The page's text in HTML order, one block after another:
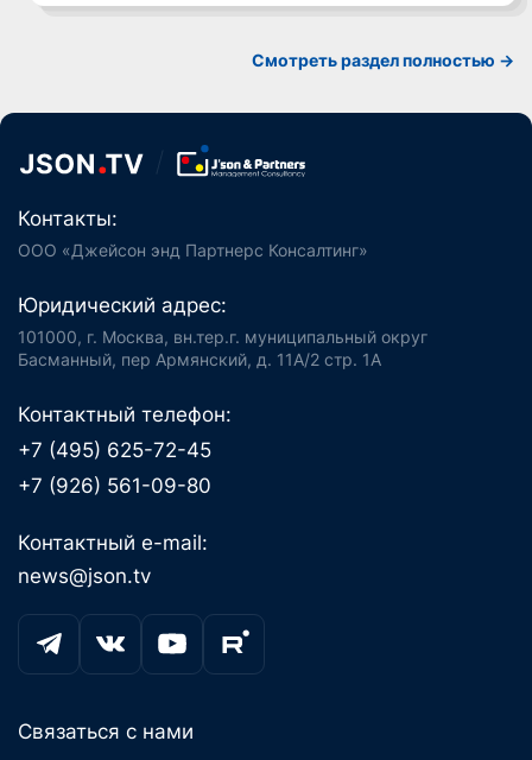
Смотреть раздел полностью ->
Контакты:
ООО «Джейсон энд Партнерс Консалтинг»
Юридический адрес:
101000, г. Москва, вн.тер.г. муниципальный округ
Басманный, пер Армянский, д. 11А/2 стр. 1А
Контактный телефон:
+7 (495) 625-72-45
+7 (926) 561-09-80
Контактный e-mail:
news@json.tv
Связаться с нами